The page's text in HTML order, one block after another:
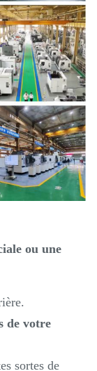
ou une
de votre
sortes de